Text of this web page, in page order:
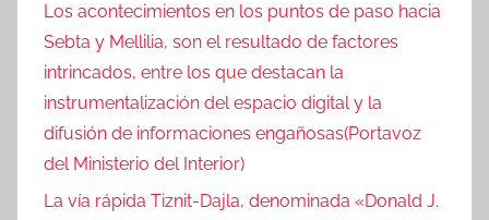
Los acontecimientos en los puntos de paso hacia
Sebta y Mellilia, son el resultado de factores
intrincados, entre los que destacan la
instrumentalización del espacio digital y la
difusión de informaciones engañosas(Portavoz
del Ministerio del Interior)
La vía rápida Tiznit-Dajla, denominada «Donald J.